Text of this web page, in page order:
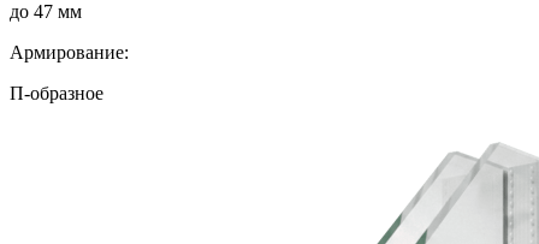
до 47 мм
Армирование:
П-образное